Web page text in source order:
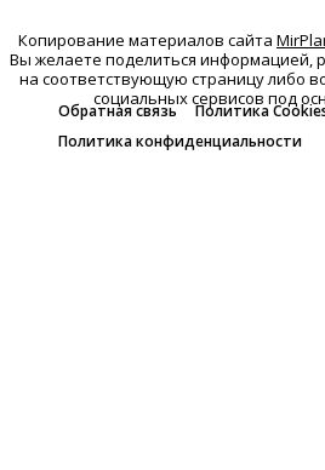
Копирование материалов сайта
Вы желаете поделиться информацией,
на соответствующую страницу либо
социальных сервисов под
Обратная связь
Политика
Политика конфиденциальности